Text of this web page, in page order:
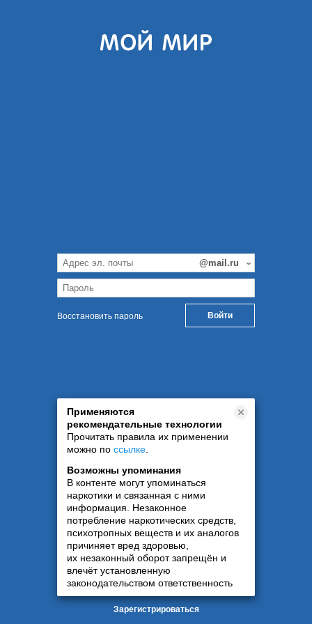
Восстановить пароль
Применяются
рекомендательные технологии
Прочитать правила их применении
можно по ссылке
Возможны упоминания
В контенте могут упоминаться
наркотики и связанная с ними
информация. Незаконное
потребление наркотических средств,
психотропных веществ и их аналогов
причиняет вред здоровью,
их незаконный оборот запрещён и
влечёт установленную
законодательством ответственность
Зарегистрироваться